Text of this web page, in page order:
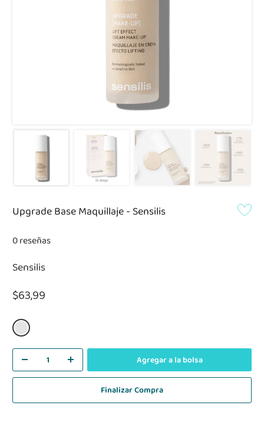
Upgrade Base Maquillaje - Sensilis
0 reseñas
Sensilis
$63,99
Agregar a la bolsa
Finalizar Compra